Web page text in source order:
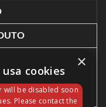
×
cookies
will be disabled soon
Please contact the